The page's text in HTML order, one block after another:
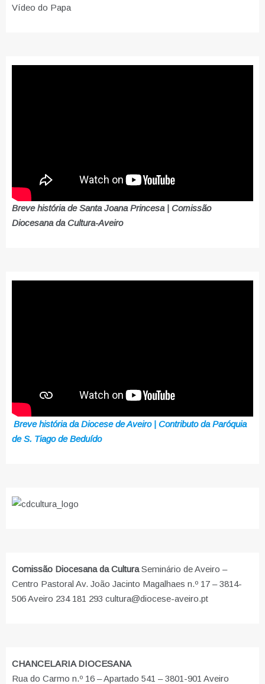
Vídeo do Papa
Breve história de Santa Joana Princesa | Comissão
Diocesana da Cultura-Aveiro
Breve história da Diocese de Aveiro | Contributo da Paróquia
de S. Tiago de Beduído
Comissão Diocesana da CulturaSeminário de Aveiro –
Centro Pastoral Av. João Jacinto Magalhaes n.º 17 – 3814-
506 Aveiro 234 181 293 cultura@diocese-aveiro.pt
CHANCELARIA DIOCESANA
Rua do Carmo n.º 16 – Apartado 541 – 3801-901 Aveiro